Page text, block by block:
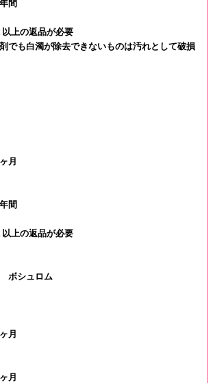
間
上の返品が必要
も白濁が除去できないものは汚れとして破損
月
間
上の返品が必要
ボシュロム
月
月